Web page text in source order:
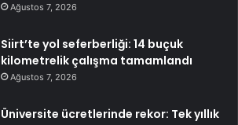
Ağustos 7, 2026
Siirt’te yol seferberliği: 14 buçuk
kilometrelik çalışma tamamlandı
Ağustos 7, 2026
Üniversite ücretlerinde rekor: Tek yıllık